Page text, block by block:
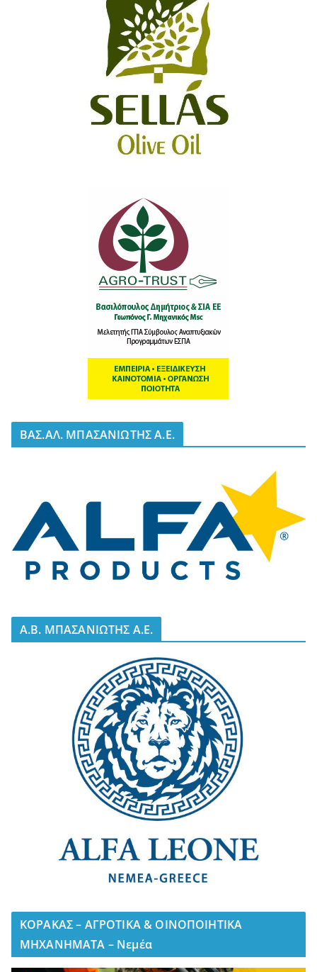
BΑΣ.ΑΛ. ΜΠΑΣΑΝΙΩΤΗΣ Α.Ε.
A.B. ΜΠΑΣΑΝΙΩΤΗΣ Α.Ε.
ΚΟΡΑΚΑΣ – ΑΓΡΟΤΙΚΑ & ΟΙΝΟΠΟΙΗΤΙΚΑ
ΜΗΧΑΝΗΜΑΤΑ – Νεμέα